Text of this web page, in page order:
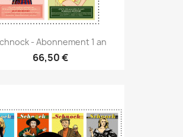
- Abonnement 1 an
66,50 €